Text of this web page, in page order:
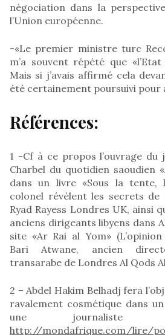
négociation dans la
l’Union européenne.
-«Le premier ministre turc
m’a souvent répété que
Mais si j’avais affirmé cela
été certainement poursuivi pour
Références:
1 -Cf à ce propos l’ouvrage du
Charbel du quotidien saoudien
dans un livre «Sous la tente,
colonel révèlent les secrets de
Ryad Rayess Londres UK, ainsi
anciens dirigeants libyens dans
site «Ar Rai al Yom» (L’opinion
Bari Atwane, ancien
transarabe de Londres Al Qods
2 – Abdel Hakim Belhadj fera
ravalement cosmétique dans
une journaliste
http://mondafrique.com/lire/